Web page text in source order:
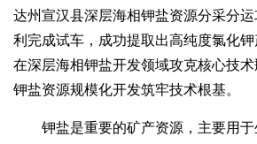
达州宣汉县深层海相钾盐资源分采分
利完成试车，成功提取出高纯度氯化
在深层海相钾盐开发领域攻克核心技
钾盐资源规模化开发筑牢技术根基。
钾盐是重要的矿产资源，主要用于